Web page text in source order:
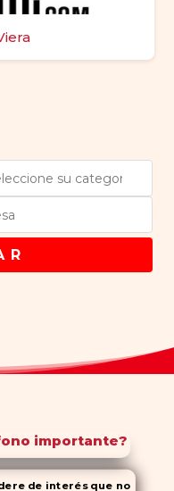
R
importante?
de interés que no